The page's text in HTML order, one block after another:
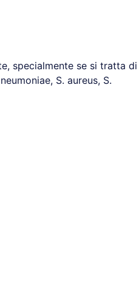
specialmente se si tratta di
S. aureus, S.